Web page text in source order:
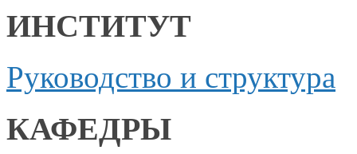
ИНСТИТУТ
Руководство и структура
КАФЕДРЫ